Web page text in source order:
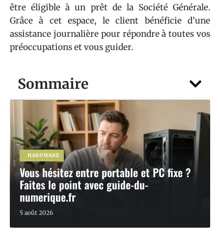
Sommaire
HARDWARE
Vous hésitez entre portable et PC fixe ?
Faites le point avec guide-du-
numerique.fr
5 août 2026
être éligible à un prêt de la Société Générale.
Grâce à cet espace, le client bénéficie d’une
assistance journalière pour répondre à toutes vos
préoccupations et vous guider.